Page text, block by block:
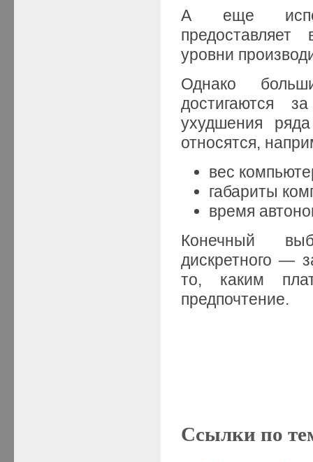
А еще
уровни
Однако
достигаются
ухудшения
относятся,
вес
габариты
время
Конечный
дискретного —
то, каким
предпочтение.
Ссылки по